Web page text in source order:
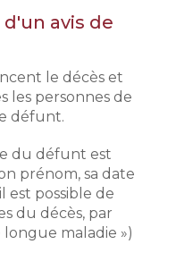
avis de
le décès et
les personnes de
défunt.
du défunt est
prénom, sa date
est possible de
du décès, par
longue maladie »)